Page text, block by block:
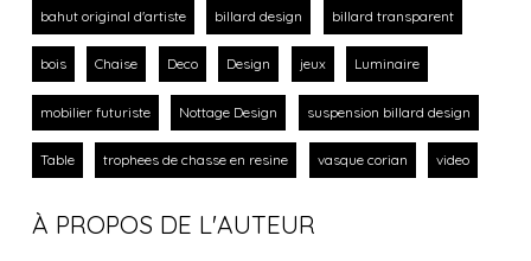
bahut original d'artiste billard design billard transparent
bois Chaise Deco Design jeux Luminaire
mobilier futuriste Nottage Design suspension billard design
Table trophees de chasse en resine vasque corian video
À PROPOS DE L'AUTEUR